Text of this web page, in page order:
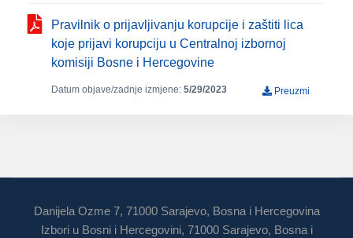
Pravilnik o prijavljivanju korupcije i zaštiti lica
koje prijavi korupciju u Centralnoj izbornoj
komisiji Bosne i Hercegovine
Datum objave/zadnje izmjene: 5/29/2023 Preuzmi
Danijela Ozme 7, 71000 Sarajevo, Bosna i Hercegovina
Izbori u Bosni i Hercegovini, 71000 Sarajevo, Bosna i